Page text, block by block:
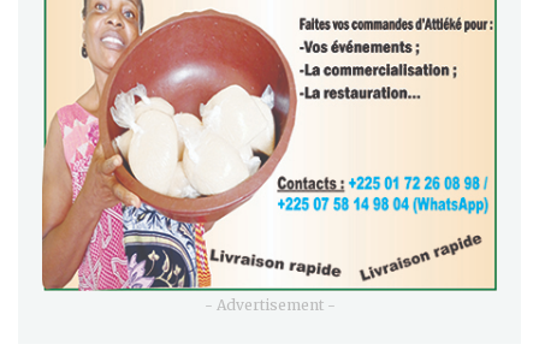
- Advertisement -